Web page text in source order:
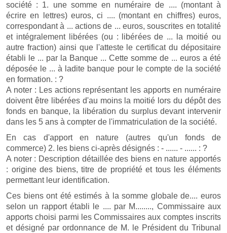
société : 1. une somme en numéraire de .... (montant à
écrire en lettres) euros, ci .... (montant en chiffres) euros,
correspondant à ... actions de ... euros, souscrites en totalité
et intégralement libérées (ou : libérées de ... la moitié ou
autre fraction) ainsi que l'atteste le certificat du dépositaire
établi le ... par la Banque ... Cette somme de ... euros a été
déposée le ... à ladite banque pour le compte de la société
en formation. : ?
A noter : Les actions représentant les apports en numéraire
doivent être libérées d'au moins la moitié lors du dépôt des
fonds en banque, la libération du surplus devant intervenir
dans les 5 ans à compter de l'immatriculation de la société.
En cas d'apport en nature (autres qu'un fonds de
commerce) 2. les biens ci-après désignés : - ...... - ...... : ?
A noter : Description détaillée des biens en nature apportés
: origine des biens, titre de propriété et tous les éléments
permettant leur identification.
Ces biens ont été estimés à la somme globale de.... euros
selon un rapport établi le .... par M........, Commissaire aux
apports choisi parmi les Commissaires aux comptes inscrits
et désigné par ordonnance de M. le Président du Tribunal